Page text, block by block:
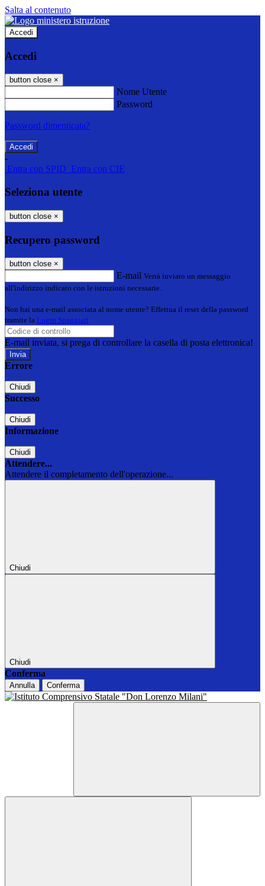
Salta al contenuto
Accedi
Accedi
button close ×
Nome Utente
Password
Password dimenticata?
-
Entra con SPID Entra con CIE
Seleziona utente
button close ×
Recupero password
button close ×
E-mail Verrà inviato un messaggio
all'indirizzo indicato con le istruzioni necessarie.
Non hai una e-mail associata al nome utente? Effettua il reset della password
tramite la Login Spaggiari
E-mail inviata, si prega di controllare la casella di posta elettronica!
Errore
Chiudi
Successo
Chiudi
Informazione
Chiudi
Attendere...
Attendere il completamento dell'operazione...
Chiudi
Chiudi
Conferma
Annulla Conferma